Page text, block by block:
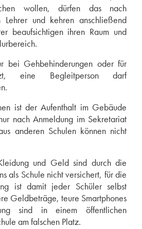
wollen, dürfen das nach
und kehren anschließend
beaufsichtigen ihren Raum und
bei Gehbehinderungen oder für
eine Begleitperson darf
ist der Aufenthalt im Gebäude
nach Anmeldung im Sekretariat
anderen Schulen können nicht
und Geld sind durch die
als Schule nicht versichert, für die
ist damit jeder Schüler selbst
Geldbeträge, teure Smartphones
sind in einem öffentlichen
am falschen Platz.